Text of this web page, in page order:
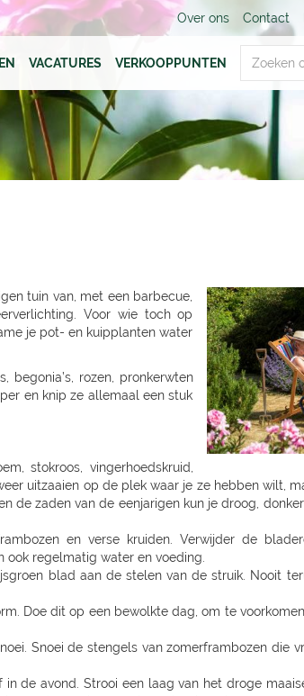
Over ons Contact
VACATURES VERKOOPPUNTEN
tuin van, met een barbecue,
Voor wie toch op
je pot- en kuipplanten water
begonia’s, rozen, pronkerwten
en knip ze allemaal een stuk
stokroos, vingerhoedskruid,
uitzaaien op de plek waar je ze hebben wilt,
de zaden van de eenjarigen kun je droog,
en verse kruiden. Verwijder de
regelmatig water en voeding.
blad aan de stelen van de struik. Nooit
Doe dit op een bewolkte dag, om te
Snoei de stengels van zomerframbozen die
de avond. Strooi een laag van het droge